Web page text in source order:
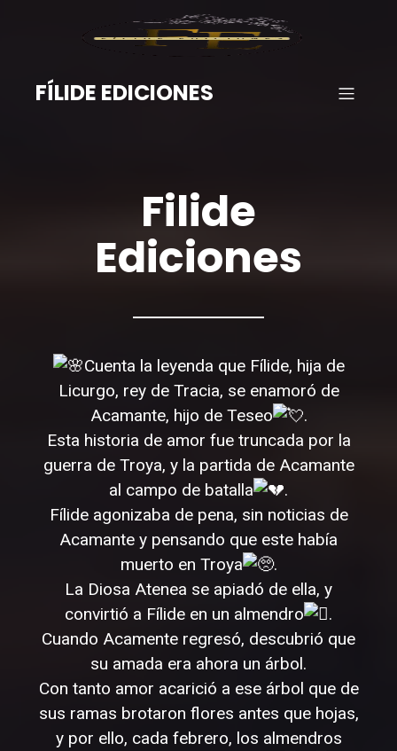
FÍLIDE EDICIONES
Filide
Ediciones
Cuenta la leyenda que Fílide, hija de
Licurgo, rey de Tracia, se enamoró de
Acamante, hijo de Teseo
.
Esta historia de amor fue truncada por la
guerra de Troya, y la partida de Acamante
al campo de batalla
.
Fílide agonizaba de pena, sin noticias de
Acamante y pensando que este había
muerto en Troya
.
La Diosa Atenea se apiadó de ella, y
convirtió a Fílide en un almendro
.
Cuando Acamente regresó, descubrió que
su amada era ahora un árbol.
Con tanto amor acarició a ese árbol que de
sus ramas brotaron flores antes que hojas,
y por ello, cada febrero, los almendros